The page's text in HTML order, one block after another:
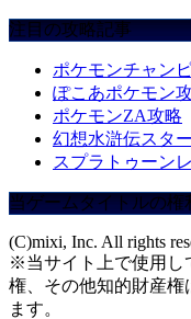
注目の攻略記事
ポケモンチャン
ぽこあポケモン
ポケモンZA攻略
幻想水滸伝スタ
スプラトゥーン
当ゲームタイトルの権
(C)mixi, Inc. All rights
※当サイト上で使用し
権、その他知的財産権
ます。